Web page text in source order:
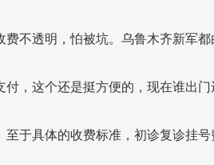
费不透明，怕被坑。乌鲁木齐新军都
付，这个还是挺方便的，现在谁出
于具体的收费标准，初诊复诊挂号